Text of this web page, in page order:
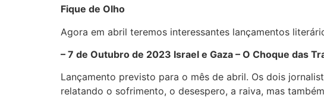
Fique de Olho
Agora em abril teremos interessantes lançamentos
– 7 de Outubro de 2023 Israel e Gaza – O Choque das
Lançamento previsto para o mês de abril. Os dois
relatando o sofrimento, o desespero, a raiva, mas